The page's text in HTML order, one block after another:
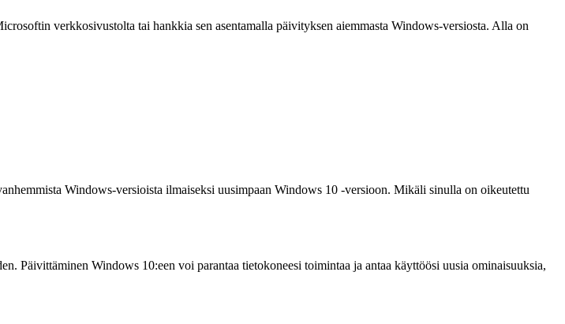
verkkosivustolta tai hankkia sen asentamalla päivityksen aiemmasta Windows-versiosta. Alla on
Windows-versioista ilmaiseksi uusimpaan Windows 10 -versioon. Mikäli sinulla on oikeutettu
Päivittäminen Windows 10:een voi parantaa tietokoneesi toimintaa ja antaa käyttöösi uusia ominaisuuksia,